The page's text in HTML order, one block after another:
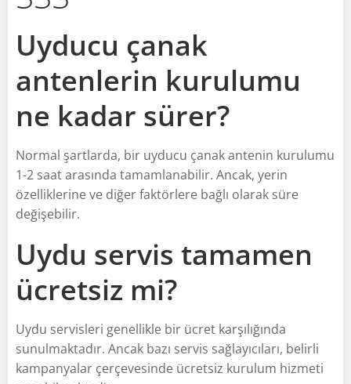
Uyducu çanak
antenlerin kurulumu
ne kadar sürer?
Normal şartlarda, bir uyducu çanak antenin kurulumu
1-2 saat arasında tamamlanabilir. Ancak, yerin
özelliklerine ve diğer faktörlere bağlı olarak süre
değişebilir.
Uydu servis tamamen
ücretsiz mi?
Uydu servisleri genellikle bir ücret karşılığında
sunulmaktadır. Ancak bazı servis sağlayıcıları, belirli
kampanyalar çerçevesinde ücretsiz kurulum hizmeti